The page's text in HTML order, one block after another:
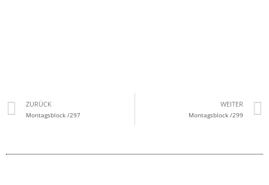
ZURÜCK
Montagsblock /297
WEITER
Montagsblock /299